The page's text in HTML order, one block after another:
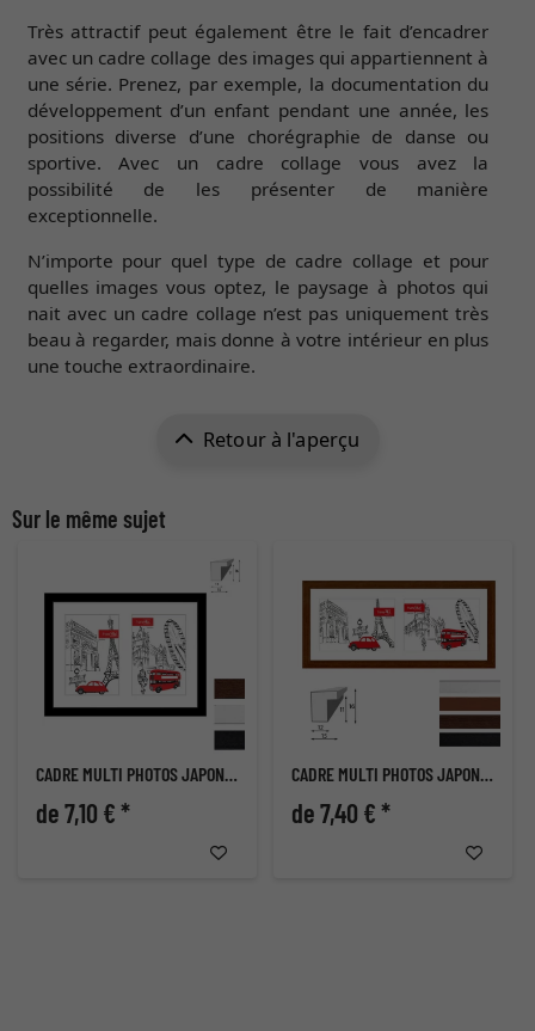
Très attractif peut également être le fait d’encadrer
avec un cadre collage des images qui appartiennent à
une série. Prenez, par exemple, la documentation du
développement d’un enfant pendant une année, les
positions diverse d’une chorégraphie de danse ou
sportive. Avec un cadre collage vous avez la
possibilité de les présenter de manière
exceptionnelle.
N’importe pour quel type de cadre collage et pour
quelles images vous optez, le paysage à photos qui
nait avec un cadre collage n’est pas uniquement très
beau à regarder, mais donne à votre intérieur en plus
une touche extraordinaire.
Retour à l'aperçu
Sur le même sujet
CADRE MULTI PHOTOS JAPON POUR 2 PHOTOS
de 7,10 € *
CADRE MULTI PHOTOS JAPON POUR 2 PHOTOS
de 7,40 € *